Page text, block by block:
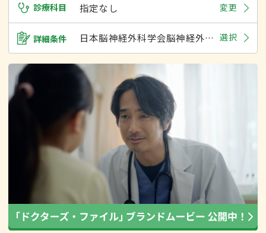
診療科目 指定なし 変更
詳細条件 日本脳神経外科学会脳神経外科専門医 選択